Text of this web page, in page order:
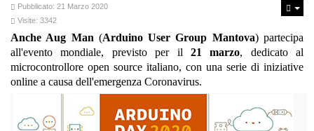
Pubblicato: 21 Marzo 2020
Visite: 3342
Anche Aug Man (Arduino User Group Mantova) partecipa
all'evento mondiale, previsto per il 21 marzo, dedicato al
microcontrollore open source italiano, con una serie di iniziative
online a causa dell'emergenza Coronavirus.